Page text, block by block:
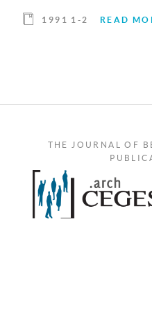
1991 1-2 READ
THE JOURNAL OF